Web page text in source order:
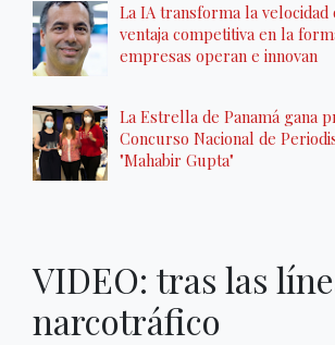
La IA transforma la velocidad
ventaja competitiva en la
empresas operan e innovan
La Estrella de Panamá gana
Concurso Nacional de
"Mahabir Gupta"
VIDEO: tras las
narcotráfico